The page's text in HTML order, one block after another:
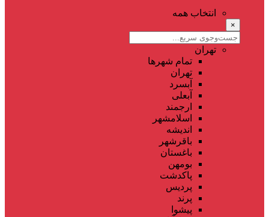
انتخاب همه
×
تهران
تمام شهر‌ها
تهران
آبسرد
آبعلی
ارجمند
اسلامشهر
اندیشه
باقرشهر
باغستان
بومهن
پاکدشت
پردیس
پرند
پیشوا